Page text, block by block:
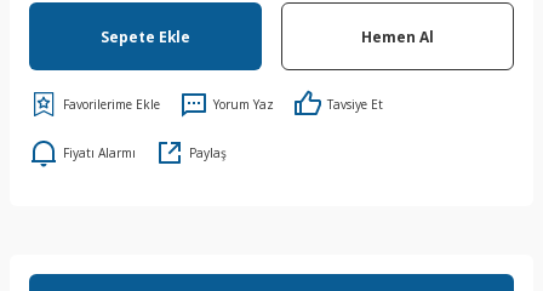
Sepete Ekle Hemen Al
Yorum Yaz Tavsiye Et
Fiyatı Alarmı Paylaş